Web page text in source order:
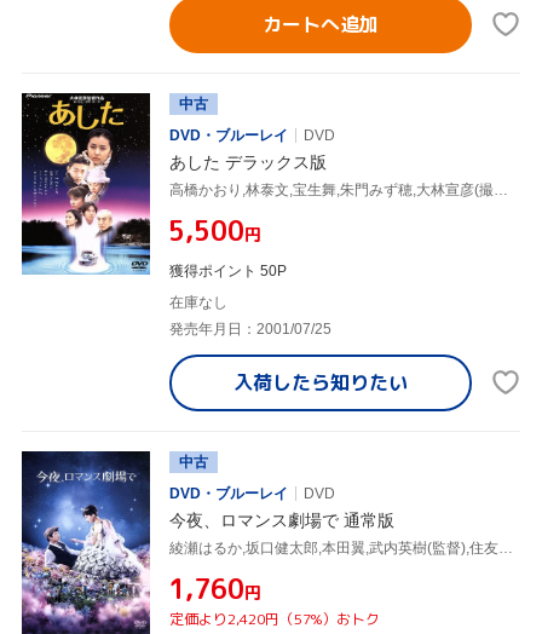
カートへ追加
中古
DVD・ブルーレイ
DVD
あした デラックス版
¥5,500円
獲得ポイント 50P
在庫なし
発売年月日：2001/07/25
入荷したら知りたい
中古
DVD・ブルーレイ
DVD
今夜、ロマンス劇場で 通常版
綾瀬はるか,坂口健太郎,本田翼,武内英樹(監督),住友紀人(音楽)
¥1,760円
定価より2,420円（57%）おトク